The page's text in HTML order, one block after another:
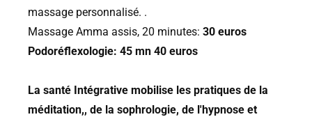
massage personnalisé. .
Massage Amma assis, 20 minutes: 30 euros
Podoréflexologie: 45 mn 40 euros
La santé Intégrative mobilise les pratiques de la
méditation,, de la sophrologie, de l'hypnose et